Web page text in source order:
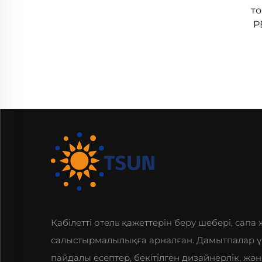
Қабілетті отель қажеттерін беру шебері, сапа
салыстырмалылықға арналған. Дамытпалар
пайдалы есептер, бекітілген дизайнерлік,